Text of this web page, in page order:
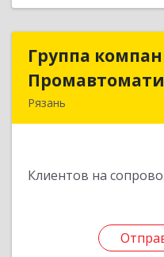
Группа
Рязань
Клиентов на